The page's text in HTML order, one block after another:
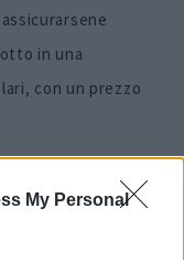
My Personal
in una
con un prezzo